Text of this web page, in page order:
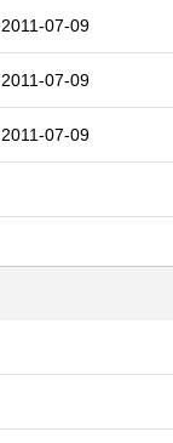
2011-07-09
2011-07-09
2011-07-09